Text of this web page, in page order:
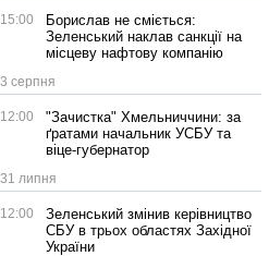
15:00
Борислав не сміється:
Зеленський наклав санкції на
місцеву нафтову компанію
3 серпня
12:00
"Зачистка" Хмельниччини: за
ґратами начальник УСБУ та
віце-губернатор
31 липня
12:00
Зеленський змінив керівництво
СБУ в трьох областях Західної
України